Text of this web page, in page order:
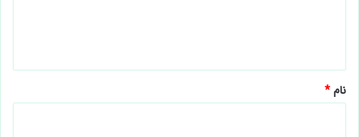
نام*